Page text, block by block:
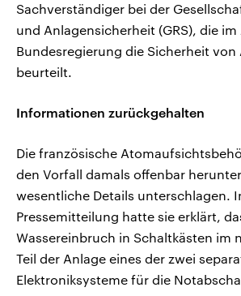
Sachverständiger bei der
und Anlagensicherheit (GRS), die
Bundesregierung die Sicherheit
beurteilt.
Informationen zurückgehalten
Die französische
den Vorfall damals offenbar
wesentliche Details unterschlagen.
Pressemitteilung hatte sie erklärt,
Wassereinbruch in Schaltkästen im
Teil der Anlage eines der zwei
Elektroniksysteme für die